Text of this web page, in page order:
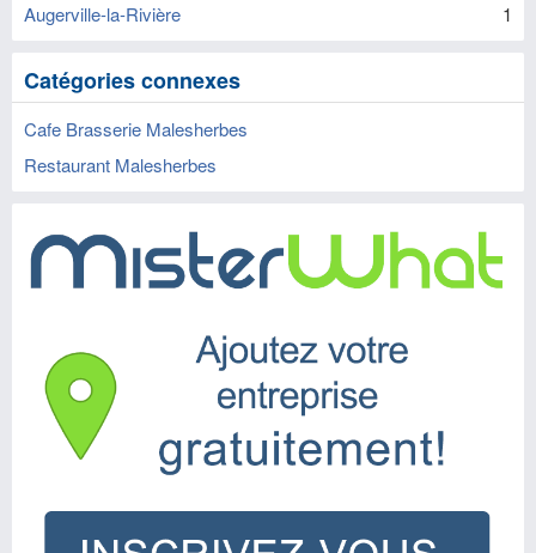
Augerville-la-Rivière 1
Catégories connexes
Cafe Brasserie Malesherbes
Restaurant Malesherbes